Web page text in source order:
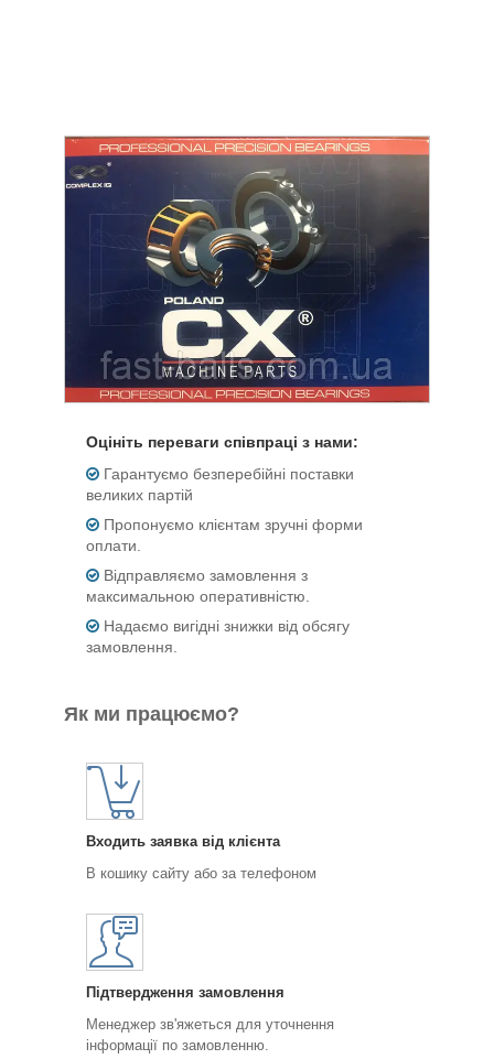
Оцініть переваги співпраці з нами:
Гарантуємо безперебійні поставки
великих партій
Пропонуємо клієнтам зручні форми
оплати.
Відправляємо замовлення з
максимальною оперативністю.
Надаємо вигідні знижки від обсягу
замовлення.
Як ми працюємо?
Входить заявка від клієнта
В кошику сайту або за телефоном
Підтвердження замовлення
Менеджер зв'яжеться для уточнення
інформації по замовленню.